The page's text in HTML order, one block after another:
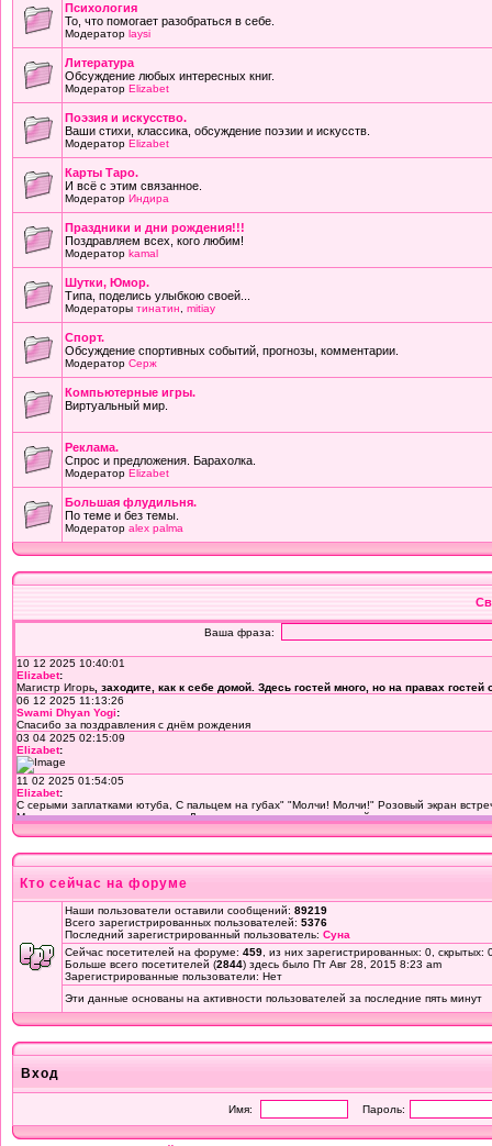
Психология
То, что помогает разобраться в себе.
Модератор laysi
Литература
Обсуждение любых интересных книг.
Модератор Elizabet
Поэзия и искусство.
Ваши стихи, классика, обсуждение поэзии и искусств.
Модератор Elizabet
Карты Таро.
И всё с этим связанное.
Модератор Индира
Праздники и дни рождения!!!
Поздравляем всех, кого любим!
Модератор kamal
Шутки, Юмор.
Типа, поделись улыбкою своей...
Модераторы тинатин mitiay
Cпорт.
Обсуждение спортивных событий, прогнозы, комментарии.
Модератор Серж
Компьютерные игры.
Виртуальный мир.
Реклама.
Спрос и предложения. Барахолка.
Модератор Elizabet
Большая флудильня.
По теме и без темы.
Модератор alex palma
Кто сейчас на форуме
Наши пользователи оставили сообщений: 89219
Всего зарегистрированных пользователей: 5376
Последний зарегистрированный пользователь: Суна
Сейчас посетителей на форуме: 459 , из них зарегистрированных: 0,
Больше всего посетителей (2844) здесь было Пт Авг 28, 2015 8:23 am
Зарегистрированные пользователи: Нет
Эти данные основаны на активности пользователей за последние пять минут
Вход
Имя: Пароль: